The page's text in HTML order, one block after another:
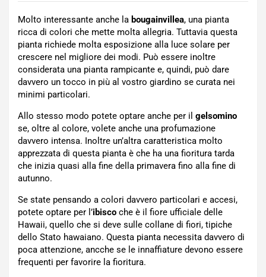
Molto interessante anche la bougainvillea, una pianta
ricca di colori che mette molta allegria. Tuttavia questa
pianta richiede molta esposizione alla luce solare per
crescere nel migliore dei modi. Può essere inoltre
considerata una pianta rampicante e, quindi, può dare
davvero un tocco in più al vostro giardino se curata nei
minimi particolari.
Allo stesso modo potete optare anche per il gelsomino
se, oltre al colore, volete anche una profumazione
davvero intensa. Inoltre un’altra caratteristica molto
apprezzata di questa pianta è che ha una fioritura tarda
che inizia quasi alla fine della primavera fino alla fine di
autunno.
Se state pensando a colori davvero particolari e accesi,
potete optare per l’ibisco che è il fiore ufficiale delle
Hawaii, quello che si deve sulle collane di fiori, tipiche
dello Stato hawaiano. Questa pianta necessita davvero di
poca attenzione, ancche se le innaffiature devono essere
frequenti per favorire la fioritura.